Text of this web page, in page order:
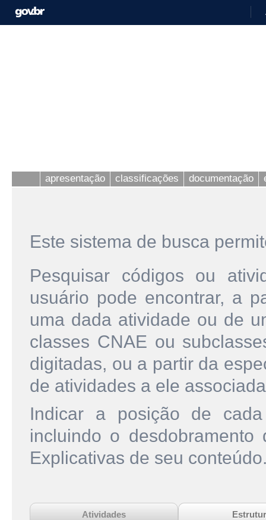
apresentação classificações documentação
Este sistema de busca
Pesquisar códigos ou
usuário pode encontrar, a
uma dada atividade ou de
classes CNAE ou
digitadas, ou a partir da
de atividades a ele
Indicar a posição de
incluindo o
Explicativas de seu
Atividades